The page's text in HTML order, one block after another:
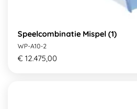
Speelcombinatie Mispel (1)
WP-A10-2
€ 12.475,00